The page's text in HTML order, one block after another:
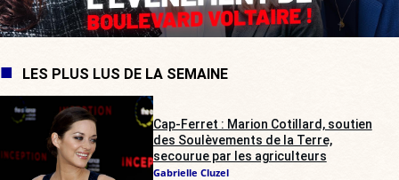
LES PLUS LUS DE LA SEMAINE
Cap-Ferret : Marion Cotillard, soutien
des Soulèvements de la Terre,
secourue par les agriculteurs
Gabrielle Cluzel